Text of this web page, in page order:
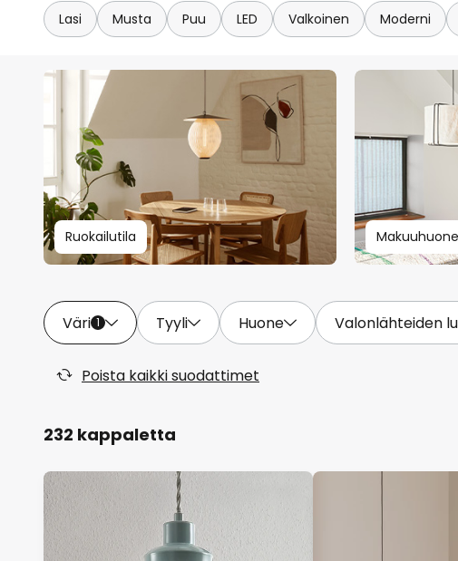
Lasi Musta Puu LED Valkoinen Moderni
Ruokailutila Makuuhuone
Väri 1 Tyyli Huone Valonlähteiden
Poista kaikki suodattimet
232 kappaletta